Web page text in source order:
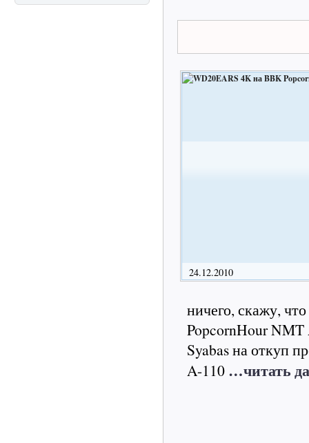
24.12.2010
ничего, скажу,
PopcornHour
Syabas на откуп
A-110 …читать